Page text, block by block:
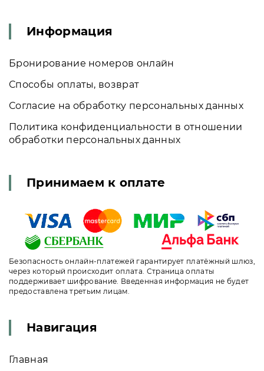
Информация
Бронирование номеров онлайн
Способы оплаты, возврат
Согласие на обработку персональных данных
Политика конфиденциальности в отношении
обработки персональных данных
Принимаем к оплате
Безопасность онлайн-платежей гарантирует платёжный шлюз,
через который происходит оплата. Страница оплаты
поддерживает шифрование. Введенная информация не будет
предоставлена третьим лицам.
Навигация
Главная